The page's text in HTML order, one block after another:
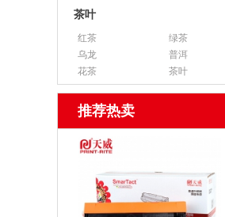
茶叶
红茶
绿茶
乌龙
普洱
花茶
茶叶
推荐热卖